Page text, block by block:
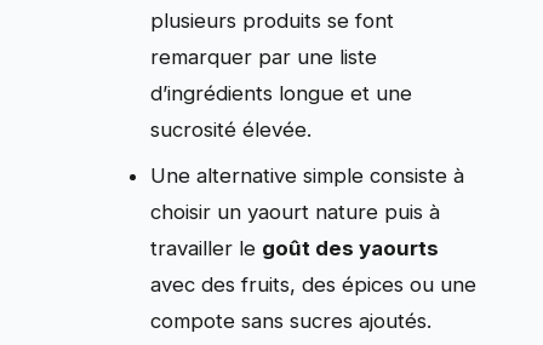
plusieurs produits se font
remarquer par une liste
d’ingrédients longue et une
sucrosité élevée.
Une alternative simple consiste à
choisir un yaourt nature puis à
travailler le goût des yaourts
avec des fruits, des épices ou une
compote sans sucres ajoutés.